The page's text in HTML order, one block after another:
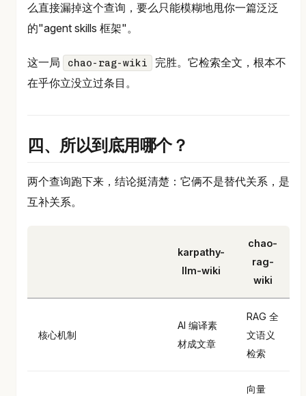
么直接漏掉这个查询，要么只能模糊地甩你一篇泛泛
的"agent skills 框架"。
这一局 chao-rag-wiki
完胜。它检索全文，根本不
在乎你立没立过条目。
四、所以到底用哪个？
两个查询跑下来，结论挺清楚：它俩不是替代关系，是
互补关系。
karpathy-
llm-wiki
chao-
rag-
wiki
核心机制
AI 编译素
材成文章
RAG 全
文语义
检索
向量